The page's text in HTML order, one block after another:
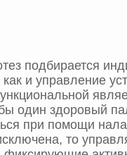
подбирается
и управление
один здоровый
при помощи
то